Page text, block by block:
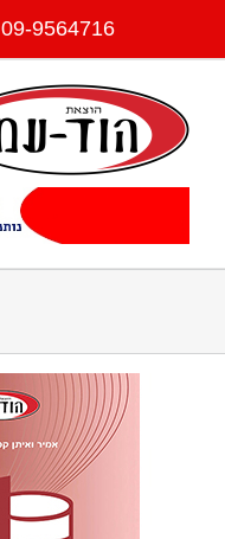
09-9564716